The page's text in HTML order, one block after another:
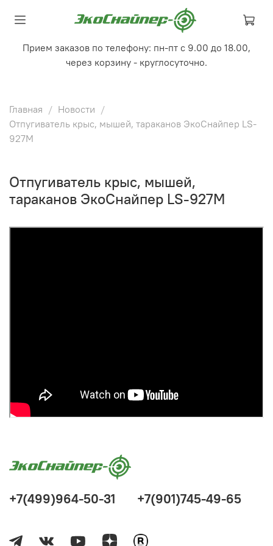
Прием заказов по телефону: пн-пт с 9.00 до 18.00,
через корзину - круглосуточно.
Главная
Новости
Отпугиватель крыс, мышей, тараканов ЭкоСнайпер LS-
927M
Отпугиватель крыс, мышей,
тараканов ЭкоСнайпер LS-927M
+7(499)964-50-31 +7(901)745-49-65